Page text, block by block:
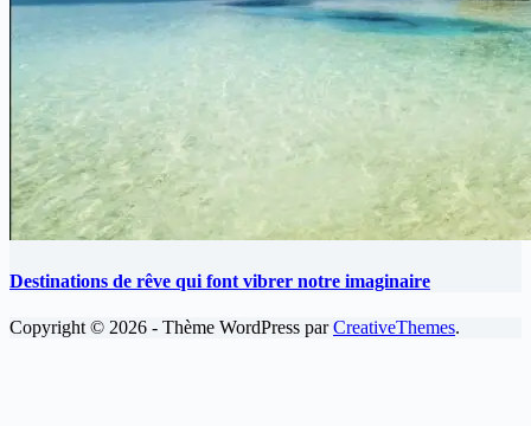
Destinations de rêve qui font vibrer notre imaginaire
Copyright © 2026 - Thème WordPress parCreativeThemes.